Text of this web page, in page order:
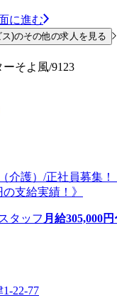
に進む
)のその他の求人を見る
そよ風/9123
介護）/正社員募集
支給実績！》
タッフ 月給305,000
22-77